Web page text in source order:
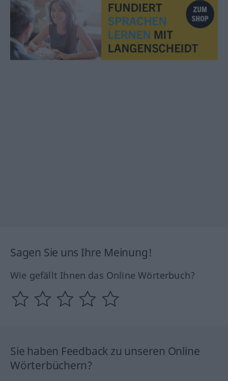
Sagen Sie uns Ihre Meinung!
Wie gefällt Ihnen das Online Wörterbuch?
Sie haben Feedback zu unseren Online
Wörterbüchern?